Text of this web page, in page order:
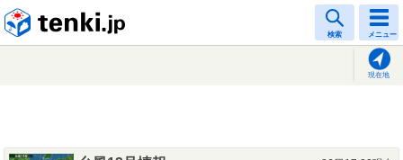
検索 メニュー
現在地